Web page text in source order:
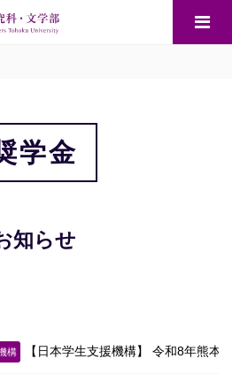
学金
知らせ
構 【日本学生支援機構】 令和8年熊